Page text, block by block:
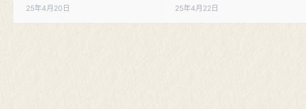
25年4月20日 25年4月22日